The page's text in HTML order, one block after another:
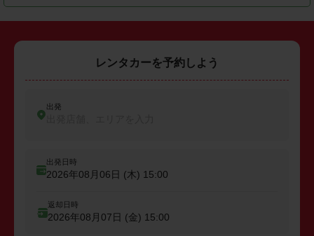
レンタカーを予約しよう
出発
出発日時
2026年08月06日 (木) 15:00
返却日時
2026年08月07日 (金) 15:00